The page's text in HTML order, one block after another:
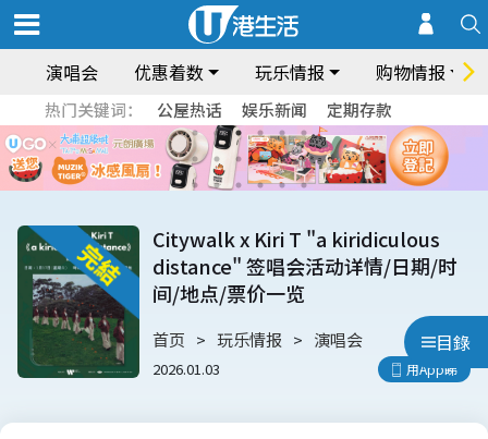
演唱会 优惠着数 玩乐情报 购物情报
热门关键词： 公屋热话 娱乐新闻 定期存款
目錄
Citywalk x Kiri T "a kiridiculous
distance" 签唱会活动详情/日期/时
间/地点/票价一览
首页 玩乐情报 演唱会
2026.01.03 用App睇